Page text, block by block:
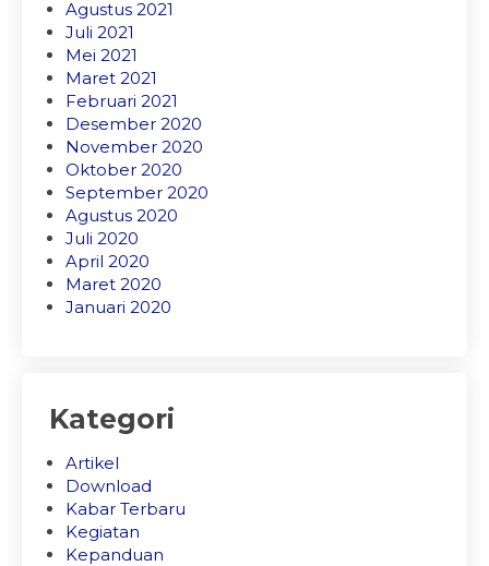
Agustus 2021
Juli 2021
Mei 2021
Maret 2021
Februari 2021
Desember 2020
November 2020
Oktober 2020
September 2020
Agustus 2020
Juli 2020
April 2020
Maret 2020
Januari 2020
Kategori
Artikel
Download
Kabar Terbaru
Kegiatan
Kepanduan